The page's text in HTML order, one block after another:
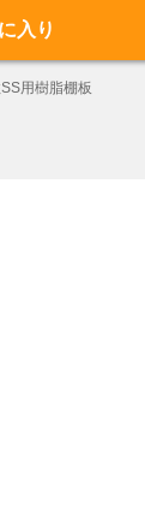
入り
用樹脂棚板